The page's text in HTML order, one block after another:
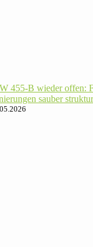
455‑B wieder offen:
sauber